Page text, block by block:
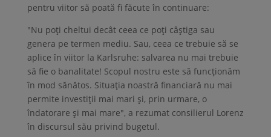
pentru viitor să poată fi făcute în continuare:
"Nu poți cheltui decât ceea ce poți câștiga sau
genera pe termen mediu. Sau, ceea ce trebuie să se
aplice în viitor la Karlsruhe: salvarea nu mai trebuie
să fie o banalitate! Scopul nostru este să funcționăm
în mod sănătos. Situația noastră financiară nu mai
permite investiții mai mari și, prin urmare, o
îndatorare și mai mare", a rezumat consilierul Lorenz
în discursul său privind bugetul.